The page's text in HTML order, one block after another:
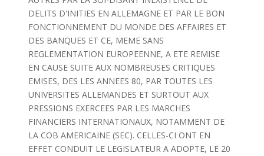
DELITS D'INITIES EN ALLEMAGNE ET PAR LE BON
FONCTIONNEMENT DU MONDE DES AFFAIRES ET
DES BANQUES ET CE, MEME SANS
REGLEMENTATION EUROPEENNE, A ETE REMISE
EN CAUSE SUITE AUX NOMBREUSES CRITIQUES
EMISES, DES LES ANNEES 80, PAR TOUTES LES
UNIVERSITES ALLEMANDES ET SURTOUT AUX
PRESSIONS EXERCEES PAR LES MARCHES
FINANCIERS INTERNATIONAUX, NOTAMMENT DE
LA COB AMERICAINE (SEC). CELLES-CI ONT EN
EFFET CONDUIT LE LEGISLATEUR A ADOPTE, LE 20